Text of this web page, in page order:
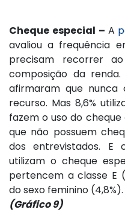
Cheque especial – A
avaliou a frequência
precisam recorrer
composição da renda.
afirmaram que nunca
recurso. Mas 8,6%
fazem o uso do
que não possuem
dos entrevistados. E
utilizam o cheque
pertencem a classe E
do sexo feminino (4,8%).
(Gráfico 9)